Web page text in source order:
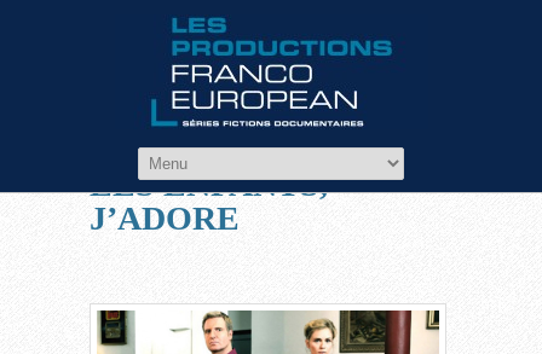
Filmographie
LES ENFANTS,
J’ADORE